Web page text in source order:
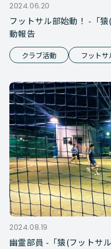
2024.06.20
フットサル部始動！ -「
動報告
クラブ活動 フットサ
2024.08.19
幽霊部員 -「猿(フットサ